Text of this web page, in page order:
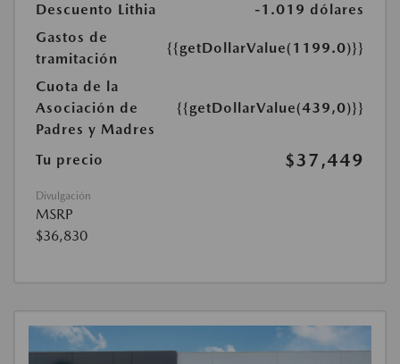
Descuento Lithia
-1.019 dólares
Gastos de
tramitación
{{getDollarValue(1199.0)}}
Cuota de la
Asociación de
Padres y Madres
{{getDollarValue(439,0)}}
Tu precio $37,449
Divulgación
MSRP
$36,830